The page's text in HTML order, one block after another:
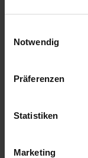
Notwendig
Präferenzen
Statistiken
Marketing
Größe:medium
ca. 30cm
Mehr Informationen